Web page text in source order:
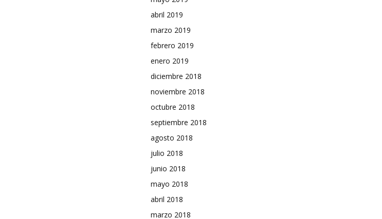
abril 2019
marzo 2019
febrero 2019
enero 2019
diciembre 2018
noviembre 2018
octubre 2018
septiembre 2018
agosto 2018
julio 2018
junio 2018
mayo 2018
abril 2018
marzo 2018